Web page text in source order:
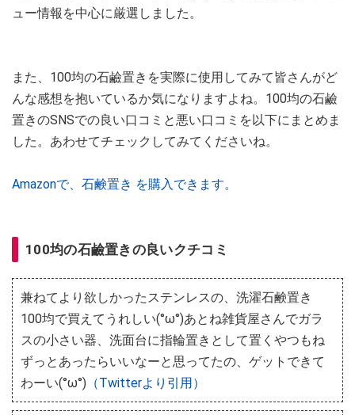
ュー情報を中心に厳選しました。
また、100均の石鹼置きを実際に使用してみて皆さんがど
んな感想を抱いているか気になりますよね。100均の石鹼
置きのSNSでの良い口コミと悪い口コミを以下にまとめま
した。あわせてチェックしてみてくださいね。
Amazonで、石鹸置き を購入できます。
100均の石鹼置きの良いクチコミ
兼ねてより欲しかったステンレスの、洗濯石鹸置き
100均で買えてうれしい(°ω°)あとね雑貨屋さんでガラ
スの小さい器、洗面台に指輪置きとして置くやつもね
ずっとあったらいいなーと思ってたの、ゲットできて
わーい(°ω°) （Twitterより引用）